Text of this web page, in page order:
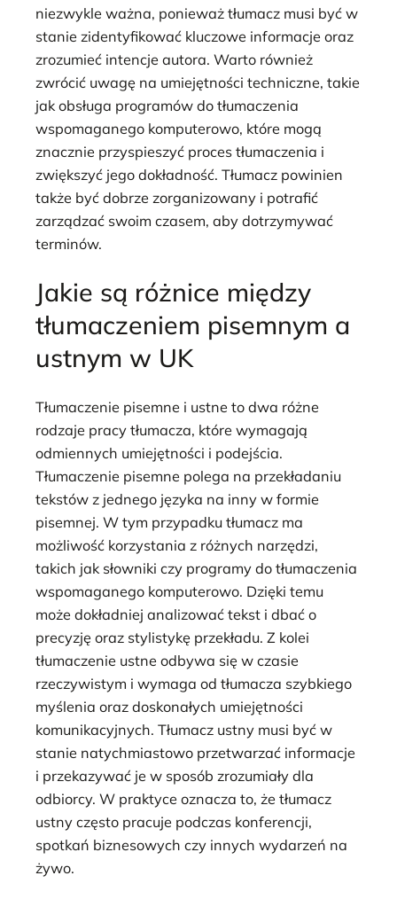
niezwykle ważna, ponieważ tłumacz musi być w
stanie zidentyfikować kluczowe informacje oraz
zrozumieć intencje autora. Warto również
zwrócić uwagę na umiejętności techniczne, takie
jak obsługa programów do tłumaczenia
wspomaganego komputerowo, które mogą
znacznie przyspieszyć proces tłumaczenia i
zwiększyć jego dokładność. Tłumacz powinien
także być dobrze zorganizowany i potrafić
zarządzać swoim czasem, aby dotrzymywać
terminów.
Jakie są różnice między
tłumaczeniem pisemnym a
ustnym w UK
Tłumaczenie pisemne i ustne to dwa różne
rodzaje pracy tłumacza, które wymagają
odmiennych umiejętności i podejścia.
Tłumaczenie pisemne polega na przekładaniu
tekstów z jednego języka na inny w formie
pisemnej. W tym przypadku tłumacz ma
możliwość korzystania z różnych narzędzi,
takich jak słowniki czy programy do tłumaczenia
wspomaganego komputerowo. Dzięki temu
może dokładniej analizować tekst i dbać o
precyzję oraz stylistykę przekładu. Z kolei
tłumaczenie ustne odbywa się w czasie
rzeczywistym i wymaga od tłumacza szybkiego
myślenia oraz doskonałych umiejętności
komunikacyjnych. Tłumacz ustny musi być w
stanie natychmiastowo przetwarzać informacje
i przekazywać je w sposób zrozumiały dla
odbiorcy. W praktyce oznacza to, że tłumacz
ustny często pracuje podczas konferencji,
spotkań biznesowych czy innych wydarzeń na
żywo.